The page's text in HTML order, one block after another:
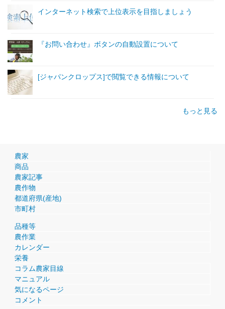
インターネット検索で上位表示を目指しましょう
『お問い合わせ』ボタンの自動設置について
[ジャパンクロップス]で閲覧できる情報について
もっと見る
農家
商品
農家記事
農作物
都道府県(産地)
市町村
品種等
農作業
カレンダー
栄養
コラム農家目線
マニュアル
気になるページ
コメント